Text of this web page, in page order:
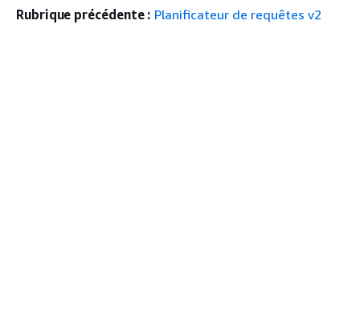
Rubrique précédente : Planificateur de requêtes v2